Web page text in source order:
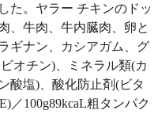
た。ヤラー チキンのドッ
、牛肉、牛内臓肉、卵と
ギナン、カシアガム、グ
オチン)、ミネラル類(カ
酸塩)、酸化防止剤(ビタ
／100g89kcaL粗タンパク